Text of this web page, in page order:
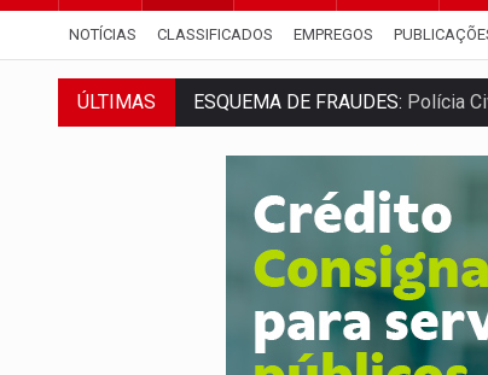
NOTÍCIAS CLASSIFICADOS EMPREGOS
ÚLTIMAS ESQUEMA DE FRAUDES: Polícia
ASSESSOR FLAGRADO:Empresa
INFLUENCIARIA ELEIÇÕES:
CONEXÃO RONDONIAOVIVO:
DA RECICLAGEM AO SUCESSO: A
'RIO OMERÊ':MPF pede